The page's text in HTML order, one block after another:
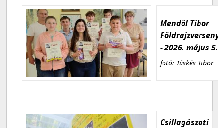
Mendöl Tibor
- 2026. május 5.
fotó: Tüskés Tibor
Csillagászati